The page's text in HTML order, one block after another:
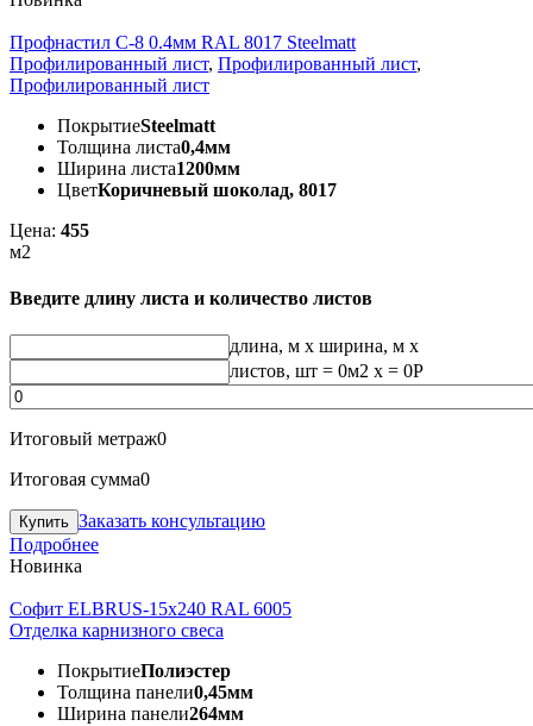
Профнастил С-8 0.4мм RAL 8017 Steelmatt
Профилированный лист, Профилированный лист,
Профилированный лист
ПокрытиеSteelmatt
Толщина листа0,4мм
Ширина листа1200мм
ЦветКоричневый шоколад, 8017
Цена: 455
м2
Введите длину листа и количество листов
длина, м x ширина, м x
листов, шт = 0м2 x = 0Р
Итоговый метраж0
Итоговая сумма0
Заказать консультацию
Подробнее
Новинка
Софит ELBRUS-15х240 RAL 6005
Отделка карнизного свеса
ПокрытиеПолиэстер
Толщина панели0,45мм
Ширина панели264мм